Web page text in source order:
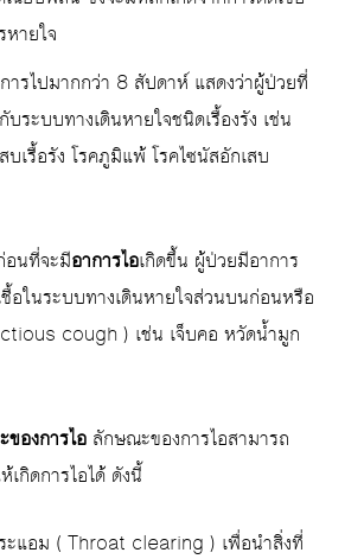
ายใจ
ารไปมากกว่า 8 สัปดาห์ แสดงว่าผู้ป่วยที่
บระบบทางเดินหายใจชนิดเรื้องรัง เช่น
เรื้อรัง โรคภูมิแพ้ โรคไซนัสอักเสบ
อนที่จะมีอาการไอเกิดขึ้น ผู้ป่วยมีอาการ
อในระบบทางเดินหายใจส่วนบนก่อนหรือ
cough ) เช่น เจ็บคอ หวัดน้ำมูก
องการไอ ลักษณะของการไอสามารถ
เกิดการไอได้ ดังนี้
ะแอม ( Throat clearing ) เพื่อนำสิ่งที่